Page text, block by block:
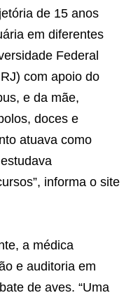
de 15 anos
em diferentes
Federal
com apoio do
e da mãe,
doces e
atuava como
informa o site
a médica
e auditoria em
de aves. “Uma